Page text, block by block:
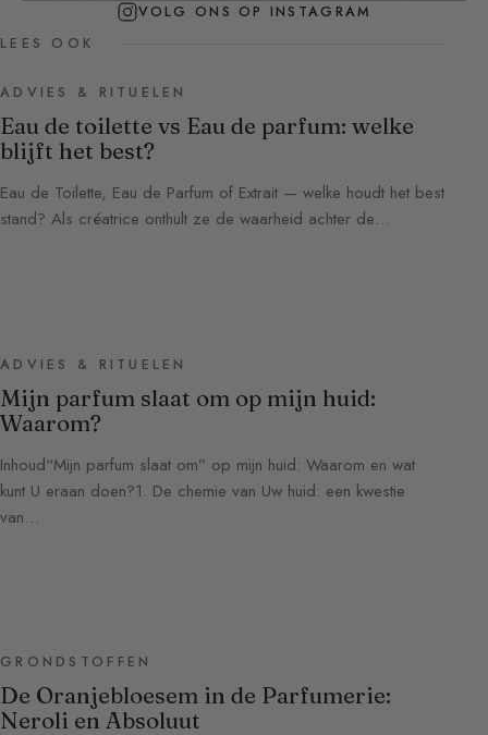
VOLG ONS OP INSTAGRAM
LEES OOK
ADVIES & RITUELEN
Eau de toilette vs Eau de parfum: welke
blijft het best?
Eau de Toilette, Eau de Parfum of Extrait — welke houdt het best
stand? Als créatrice onthult ze de waarheid achter de…
ADVIES & RITUELEN
Mijn parfum slaat om op mijn huid:
Waarom?
Inhoud“Mijn parfum slaat om” op mijn huid: Waarom en wat
kunt U eraan doen?1. De chemie van Uw huid: een kwestie
van…
GRONDSTOFFEN
De Oranjebloesem in de Parfumerie:
Neroli en Absoluut